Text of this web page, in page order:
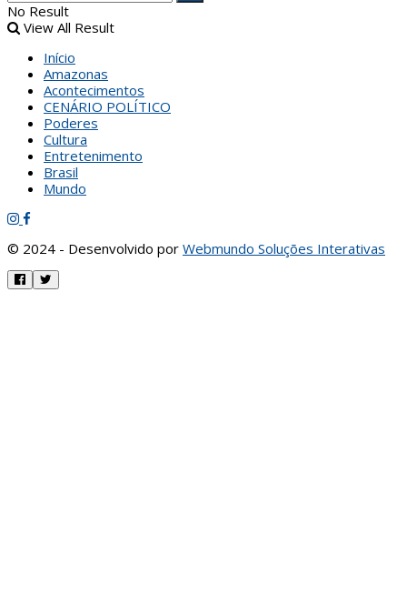
No Result
View All Result
Início
Amazonas
Acontecimentos
CENÁRIO POLÍTICO
Poderes
Cultura
Entretenimento
Brasil
Mundo
© 2024 - Desenvolvido por Webmundo Soluções Interativas